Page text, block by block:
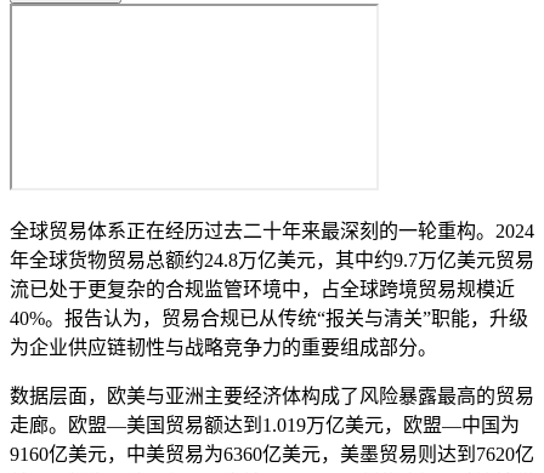
全球贸易体系正在经历过去二十年来最深刻的一轮重构。2024
年全球货物贸易总额约24.8万亿美元，其中约9.7万亿美元贸易
流已处于更复杂的合规监管环境中，占全球跨境贸易规模近
40%。报告认为，贸易合规已从传统“报关与清关”职能，升级
为企业供应链韧性与战略竞争力的重要组成部分。
数据层面，欧美与亚洲主要经济体构成了风险暴露最高的贸易
走廊。欧盟—美国贸易额达到1.019万亿美元，欧盟—中国为
9160亿美元，中美贸易为6360亿美元，美墨贸易则达到7620亿